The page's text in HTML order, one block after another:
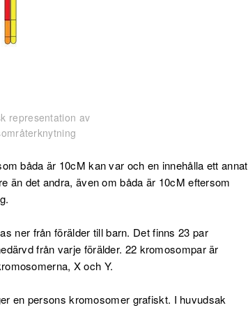
representation av
båda är 10cM kan var och en innehålla ett annat
än det andra, även om båda är 10cM eftersom
ner från förälder till barn. Det finns 23 par
från varje förälder. 22 kromosompar är
X och Y.
en persons kromosomer grafiskt. I huvudsak